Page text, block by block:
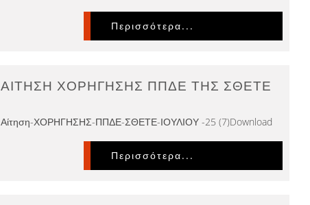
Περισσότερα...
ΑΙΤΗΣΗ ΧΟΡΗΓΗΣΗΣ ΠΠΔΕ ΤΗΣ ΣΘΕΤΕ
Αίτηση-ΧΟΡΗΓΗΣΗΣ-ΠΠΔΕ-ΣΘΕΤΕ-ΙΟΥΛΙΟΥ -25 (7)Download
Περισσότερα...